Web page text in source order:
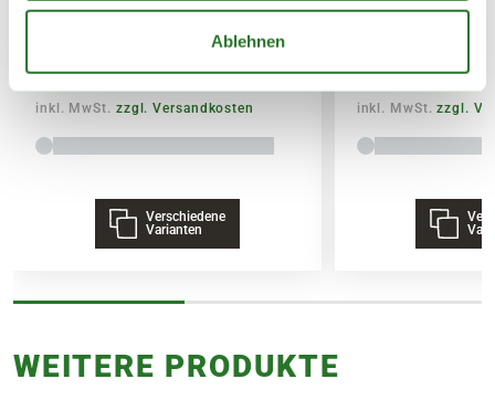
Ablehnen
rosa
12,99
inkl. MwSt. zzgl. Versandkosten
Verschiedene
Varianten
rot
12,99
inkl. MwSt.zzgl.
WEITERE PRODUKTE